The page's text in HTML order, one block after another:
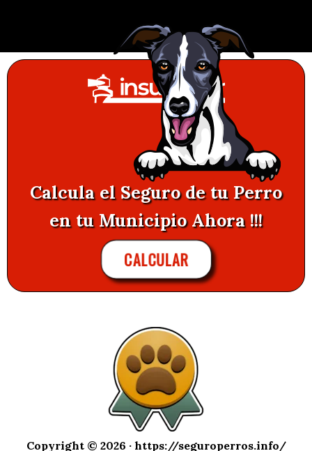
Calcula el Seguro de tu Perro
en tu Municipio Ahora !!!
CALCULAR
Copyright © 2026 · https://seguroperros.info/